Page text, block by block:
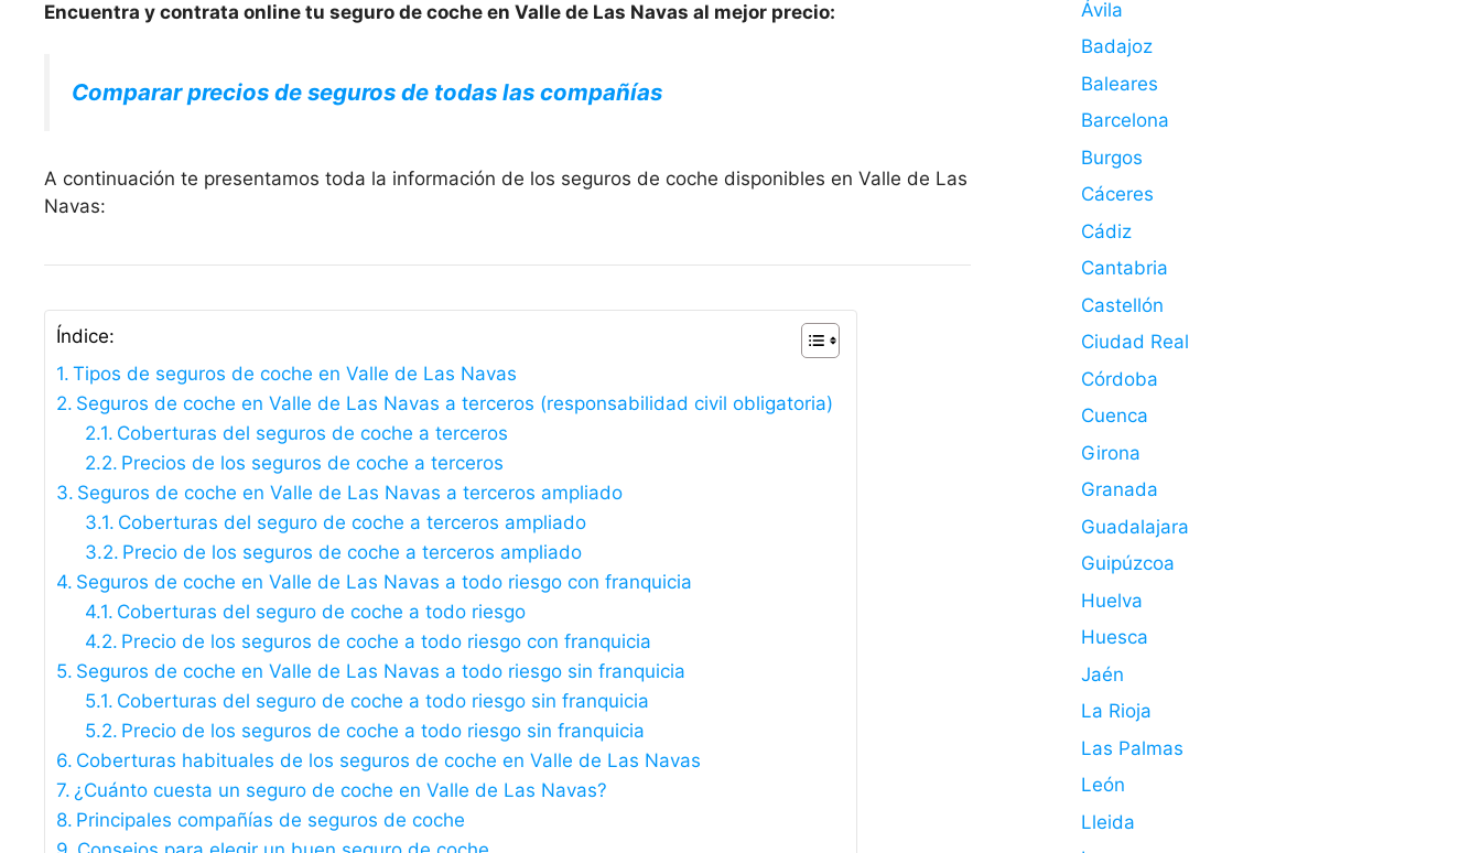
Encuentra y contrata online tu seguro de coche en Valle de Las Navas al mejor precio:
Comparar precios de seguros de todas las compañías
A continuación te presentamos toda la información de los seguros de coche disponibles en Valle de Las
Navas:
Índice:
Tipos de seguros de coche en Valle de Las Navas
Seguros de coche en Valle de Las Navas a terceros (responsabilidad civil obligatoria)
Coberturas del seguros de coche a terceros
Precios de los seguros de coche a terceros
Seguros de coche en Valle de Las Navas a terceros ampliado
Coberturas del seguro de coche a terceros ampliado
Precio de los seguros de coche a terceros ampliado
Seguros de coche en Valle de Las Navas a todo riesgo con franquicia
Coberturas del seguro de coche a todo riesgo
Precio de los seguros de coche a todo riesgo con franquicia
Seguros de coche en Valle de Las Navas a todo riesgo sin franquicia
Coberturas del seguro de coche a todo riesgo sin franquicia
Precio de los seguros de coche a todo riesgo sin franquicia
Coberturas habituales de los seguros de coche en Valle de Las Navas
¿Cuánto cuesta un seguro de coche en Valle de Las Navas?
Principales compañías de seguros de coche
Ávila
Badajoz
Baleares
Barcelona
Burgos
Cáceres
Cádiz
Cantabria
Castellón
Ciudad Real
Córdoba
Cuenca
Girona
Granada
Guadalajara
Guipúzcoa
Huelva
Huesca
Jaén
La Rioja
Las Palmas
León
Lleida